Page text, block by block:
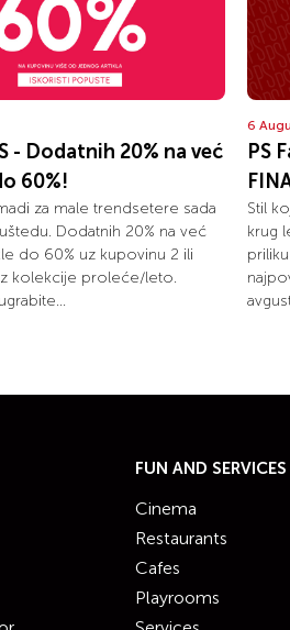
- Dodatnih 20% na već
60%!
za male trendsetere sada
Dodatnih 20% na već
do 60% uz kupovinu 2 ili
kolekcije proleće/leto.
6
PS
Stil
krug
FUN AND SERVICES
Cinema
Restaurants
Cafes
Playrooms